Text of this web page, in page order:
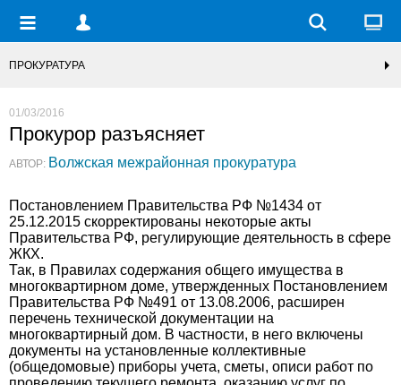
ПРОКУРАТУРА
01/03/2016
Прокурор разъясняет
АВТОР: Волжская межрайонная прокуратура
Постановлением Правительства РФ №1434 от
25.12.2015 скорректированы некоторые акты
Правительства РФ, регулирующие деятельность в сфере
ЖКХ.
Так, в Правилах содержания общего имущества в
многоквартирном доме, утвержденных Постановлением
Правительства РФ №491 от 13.08.2006, расширен
перечень технической документации на
многоквартирный дом. В частности, в него включены
документы на установленные коллективные
(общедомовые) приборы учета, сметы, описи работ по